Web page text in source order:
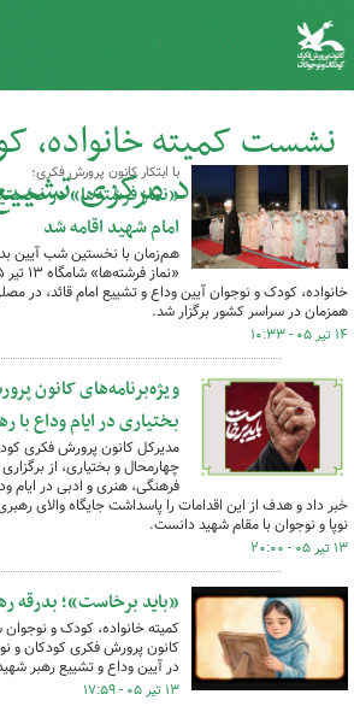
نشست کمیته خانواده،
نوجوان ستاد مرکزی
کل اخبار:19
با ابتکار کانون پرورش فکری؛
«نماز فرشته‌ها» در
امام شهید اقامه شد
هم‌زمان با نخستین شب آیین
خانواده، کودک و نوجوان آیین وداع و تشییع امام قائد، در
همزمان در سراسر کشور برگزار شد.
۱۴ تیر ۰۵ - ۱۰:۳۳
ویژه‌برنامه‌های کانون
بختیاری در ایام وداع با
مدیرکل کانون پرورش فکری
چهارمحال و بختیاری، از
فرهنگی، هنری و ادبی در ایام
خبر داد و هدف از این اقدامات را پاسداشت جایگاه والای
نوپا و نوجوان با مقام شهید دانست.
۱۳ تیر ۰۵ - ۲۰:۰۰
«باید برخاست»؛ بدرقه
کمیته خانواده، کودک و
کانون پرورش فکری کودکان و
در آیین وداع و تشییع رهبر
۱۳ تیر ۰۵ - ۱۷:۵۹